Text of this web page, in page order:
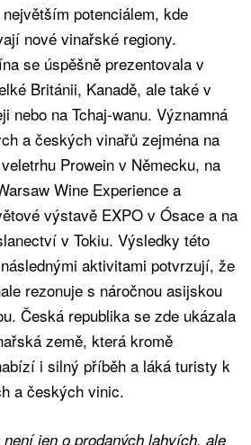
potenciálem, kde
nové vinařské regiony.
se úspěšně prezentovala v
Británii, Kanadě, ale také v
nebo na Tchaj-wanu. Významná
a českých vinařů zejména na
Prowein v Německu, na
Wine Experience a
výstavě EXPO v Ósace a na
v Tokiu. Výsledky této
aktivitami potvrzují, že
rezonuje s náročnou asijskou
Česká republika se zde ukázala
země, která kromě
i silný příběh a láká turisty k
a českých vinic.
jen o prodaných lahvích, ale